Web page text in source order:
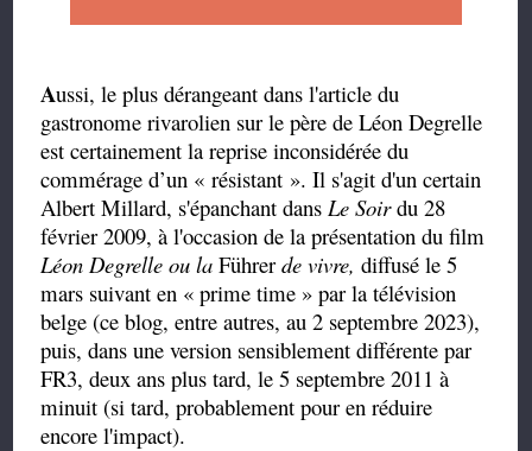
Aussi, le plus dérangeant dans l'article du
gastronome rivarolien sur le père de Léon Degrelle
est certainement la reprise inconsidérée du
commérage d’un « résistant ». Il s'agit d'un certain
Albert Millard, s'épanchant dans Le Soirdu 28
février 2009, à l'occasion de la présentation du film
Léon Degrelle ou laFührerde vivre, diffusé le 5
mars suivant en « prime time » par la télévision
belge (ce blog, entre autres, au 2 septembre 2023),
puis, dans une version sensiblement différente par
FR3, deux ans plus tard, le 5 septembre 2011 à
minuit (si tard, probablement pour en réduire
encore l'impact).